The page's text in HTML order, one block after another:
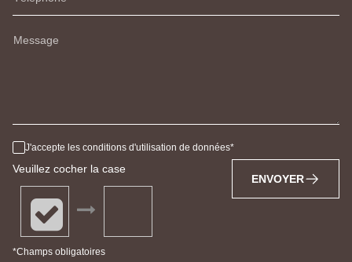
Message
J'accepte les conditions d'utilisation de données
Veuillez cocher la case
*Champs obligatoires
ENVOYER